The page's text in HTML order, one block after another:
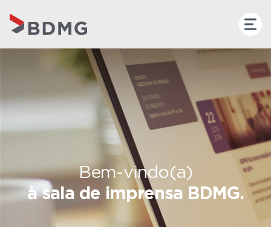
Bem-vindo(a)
à sala de imprensa BDMG.